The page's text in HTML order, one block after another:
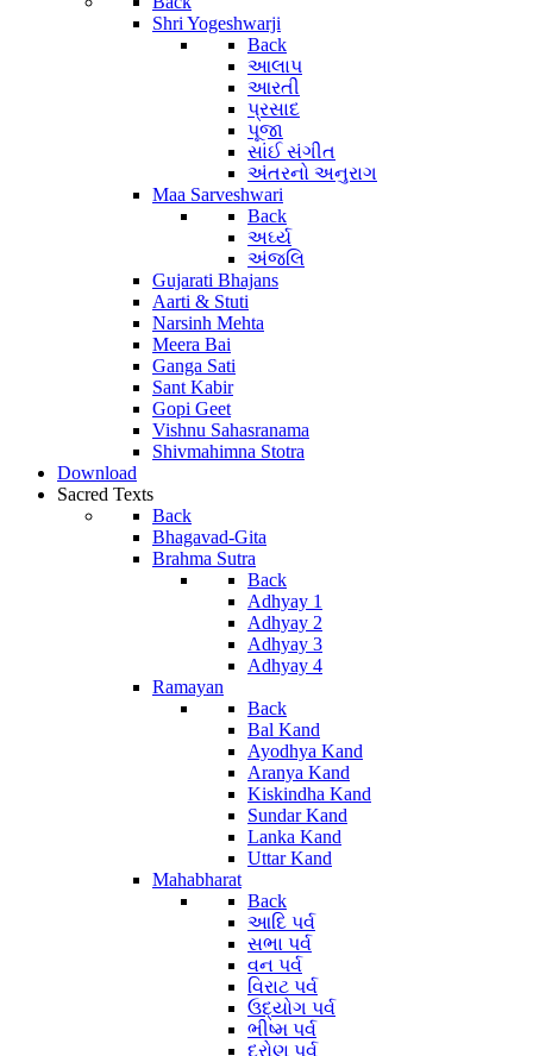
Shri Yogeshwarji
Back
આલાપ
આરતી
પ્રસાદ
પૂજા
સાંઈ સંગીત
અંતરનો અનુરાગ
Maa Sarveshwari
Back
અર્ઘ્ય
અંજલિ
Gujarati Bhajans
Aarti & Stuti
Narsinh Mehta
Meera Bai
Ganga Sati
Sant Kabir
Gopi Geet
Vishnu Sahasranama
Shivmahimna Stotra
Download
Sacred Texts
Back
Bhagavad-Gita
Brahma Sutra
Back
Adhyay 1
Adhyay 2
Adhyay 3
Adhyay 4
Ramayan
Back
Bal Kand
Ayodhya Kand
Aranya Kand
Kiskindha Kand
Sundar Kand
Lanka Kand
Uttar Kand
Mahabharat
Back
આદિ પર્વ
સભા પર્વ
વન પર્વ
વિરાટ પર્વ
ઉદ્યોગ પર્વ
ભીષ્મ પર્વ
દ્રોણ પર્વ